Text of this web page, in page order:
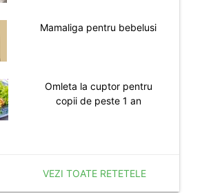
Mamaliga pentru bebelusi
Omleta la cuptor pentru
copii de peste 1 an
VEZI TOATE RETETELE